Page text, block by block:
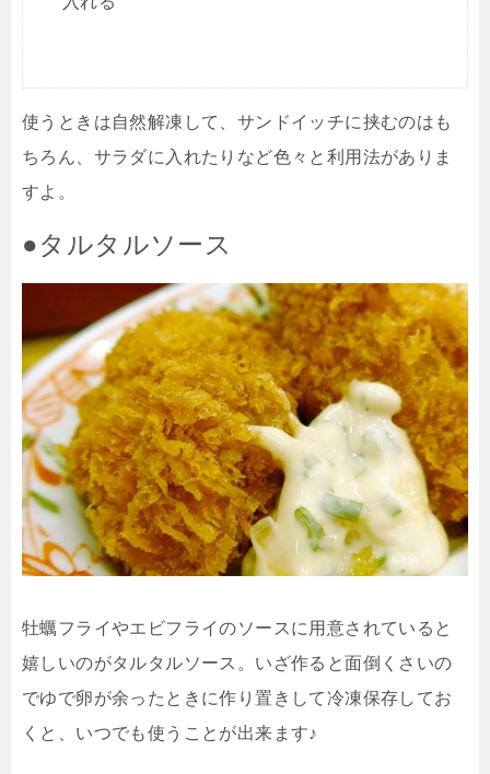
使うときは自然解凍して、サンドイッチに挟むのはも
ちろん、サラダに入れたりなど色々と利用法がありま
すよ。
●タルタルソース
牡蠣フライやエビフライのソースに用意されていると
嬉しいのがタルタルソース。いざ作ると面倒くさいの
でゆで卵が余ったときに作り置きして冷凍保存してお
くと、いつでも使うことが出来ます♪